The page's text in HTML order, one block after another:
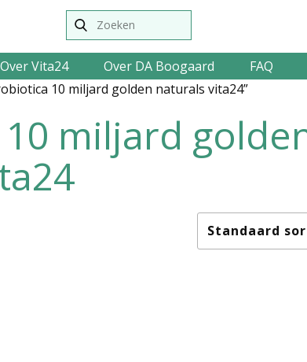
Over Vita24 Over DA Boogaard FAQ
10 miljard golden naturals vita24”
miljard